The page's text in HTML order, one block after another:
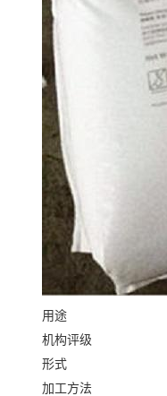
用途
机构评级
形式
加工方法